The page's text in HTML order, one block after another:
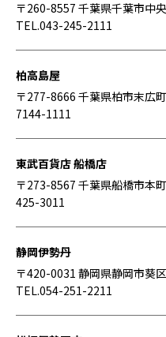
〒260-8557 千葉県千葉市中
TEL.043-245-2111
柏高島屋
〒277-8666 千葉県柏市末広
7144-1111
東武百貨店 船橋店
〒273-8567 千葉県船橋市本
425-3011
静岡伊勢丹
〒420-0031 静岡県静岡市葵
TEL.054-251-2211